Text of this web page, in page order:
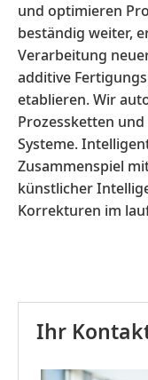
und optimieren
beständig weiter,
Verarbeitung
additive
etablieren. Wir
Prozessketten
Systeme.
Zusammenspiel
künstlicher
Korrekturen im
Ihr